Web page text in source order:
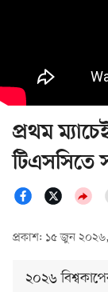
প্রথম
টিএসসিতে
প্রকাশ: ১৫ জুন
২০২৬